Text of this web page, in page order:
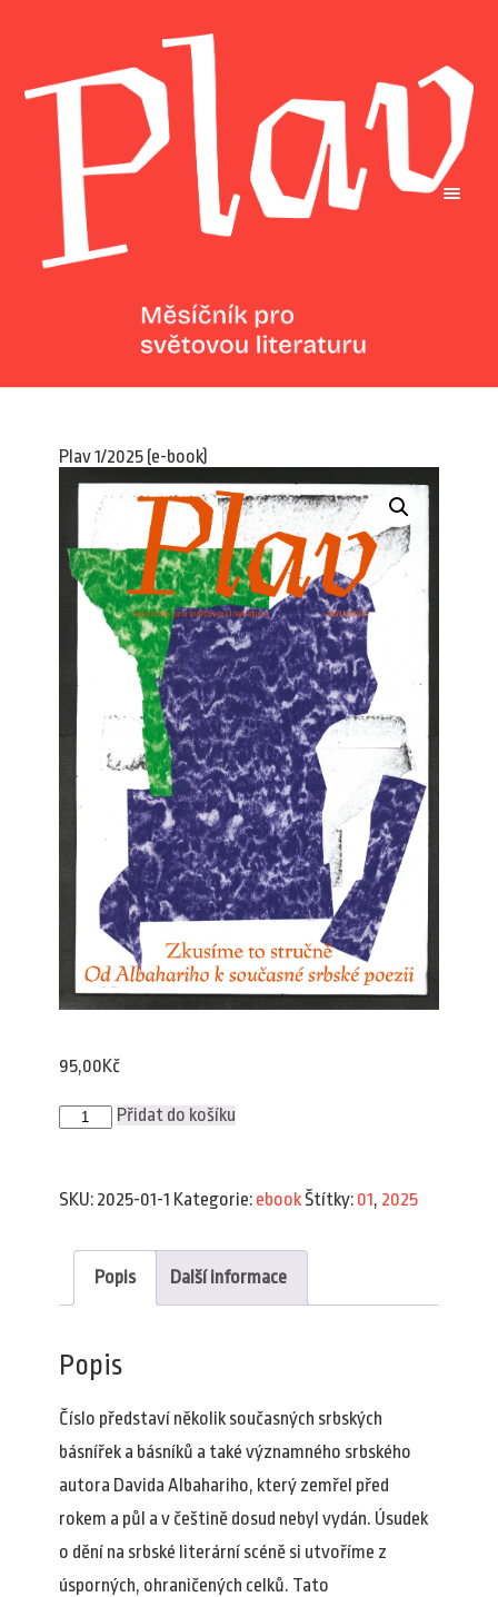
Plav 1/2025 (e-book)
95,00Kč
Plav
1/2025
Přidat do košíku
SKU: 2025-01-1 Kategorie: ebookŠtítky: 01, 2025
Popis Další informace
Popis
Číslo představí několik současných srbských
básnířek a básníků a také významného srbského
autora Davida Albahariho, který zemřel před
rokem a půl a v češtině dosud nebyl vydán. Úsudek
o dění na srbské literární scéně si utvoříme z
úsporných, ohraničených celků. Tato